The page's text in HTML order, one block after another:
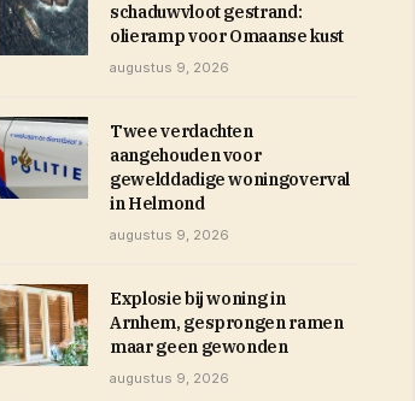
schaduwvloot gestrand:
olieramp voor Omaanse kust
augustus 9, 2026
Twee verdachten
aangehouden voor
gewelddadige woningoverval
in Helmond
augustus 9, 2026
Explosie bij woning in
Arnhem, gesprongen ramen
maar geen gewonden
augustus 9, 2026